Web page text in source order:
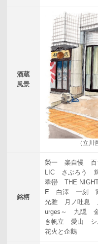
酒蔵
風景
（立川
銘柄
榮一 楽自慢 百
LIC
さぶろう
翠巒
THE
E
白澤 一刻
光雅
月ノ吐息
urges～
九隠
き帆立
愛山
花火と企鵝